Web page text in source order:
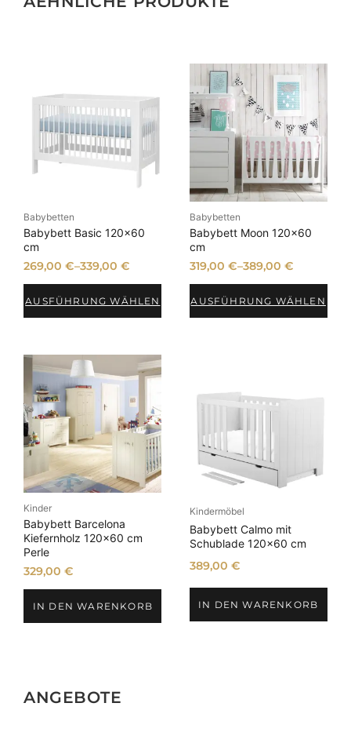
Babybetten
Babybett Basic 120×60
cm
269,00€–339,00€
AUSFÜHRUNG WÄHLEN
Babybetten
Babybett Moon 120×60
cm
319,00 €–389,00 €
AUSFÜHRUNG WÄHLEN
Kinder
Babybett Barcelona
Kiefernholz 120×60 cm
Perle
329,00€
IN DEN WARENKORB
Kindermöbel
Babybett Calmo mit
Schublade 120×60 cm
389,00 €
IN DEN WARENKORB
ANGEBOTE